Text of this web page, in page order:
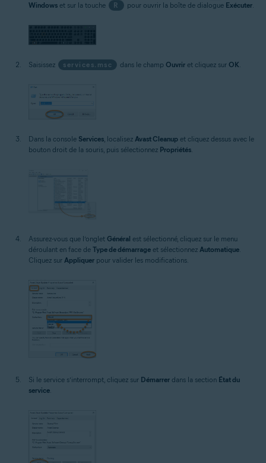
Windows et sur la touche R pour ouvrir la boîte de dialogue Exécuter.
Saisissez services.msc dans le champ Ouvrir et cliquez sur OK.
Dans la console Services , localisez Avast Cleanup et cliquez dessus avec le
bouton droit de la souris, puis sélectionnez Propriétés
Assurez-vous que l’onglet Général est sélectionné, cliquez sur le menu
déroulant en face de Type de démarrage et sélectionnez Automatique.
Cliquez sur Appliquer pour valider les modifications.
Si le service s’interrompt, cliquez sur Démarrer dans la section État du
service.